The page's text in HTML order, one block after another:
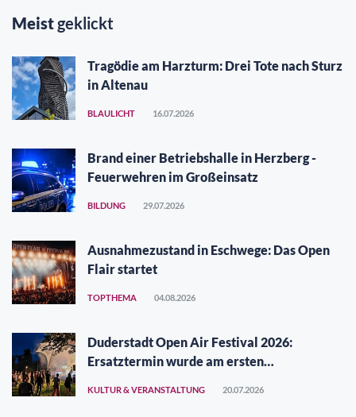
Meistgeklickt
Tragödie am Harzturm: Drei Tote nach Sturz
in Altenau
BLAULICHT 16.07.2026
Brand einer Betriebshalle in Herzberg -
Feuerwehren im Großeinsatz
BILDUNG 29.07.2026
Ausnahmezustand in Eschwege: Das Open
Flair startet
TOPTHEMA 04.08.2026
Duderstadt Open Air Festival 2026:
Ersatztermin wurde am ersten
KULTUR & VERANSTALTUNG 20.07.2026